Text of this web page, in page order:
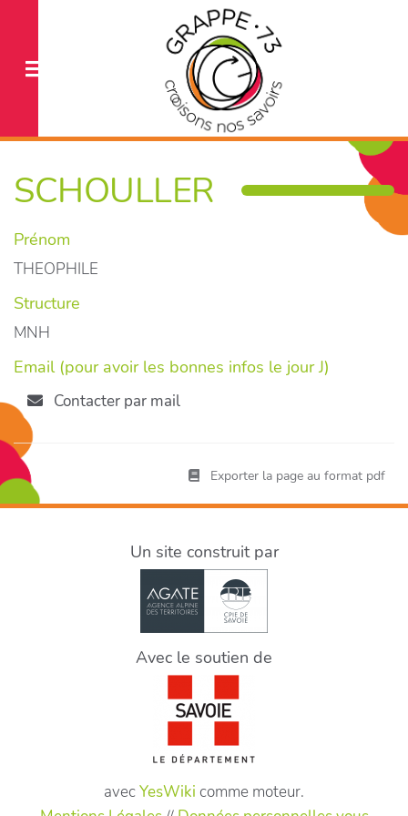
SCHOULLER
Prénom
THEOPHILE
Structure
MNH
Email (pour avoir les bonnes infos le jour J)
Contacter par mail
Exporter la page au format pdf
Un site construit par
Avec le soutien de
avecYesWiki comme moteur.